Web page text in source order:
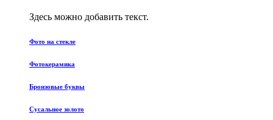
Здесь можно добавить текст.
Фото на стекле
Фотокерамика
Бронзовые буквы
Сусальное золото